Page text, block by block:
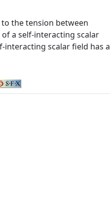
the tension between
a self-interacting scalar
interacting scalar field has a